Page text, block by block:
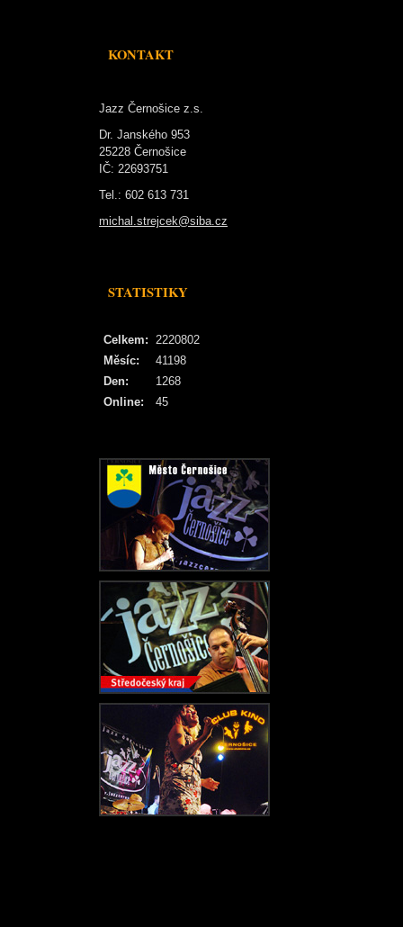
KONTAKT
Jazz Černošice z.s.
Dr. Janského 953
25228 Černošice
IČ: 22693751
Tel.: 602 613 731
michal.strejcek@siba.cz
STATISTIKY
Online: 45
Celkem: 2220802
Měsíc:
41198
Den:
1268